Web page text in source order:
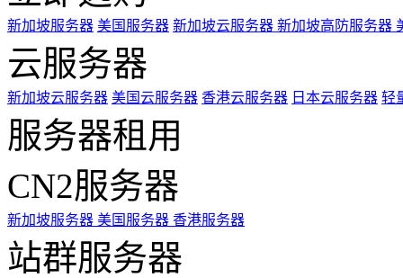
新加坡服务器 美国服务器 新加坡云服务器 新加坡高防服务器
云服务器
新加坡云服务器 美国云服务器 香港云服务器 日本云服务器 轻
服务器租用
CN2服务器
新加坡服务器 美国服务器 香港服务器
站群服务器